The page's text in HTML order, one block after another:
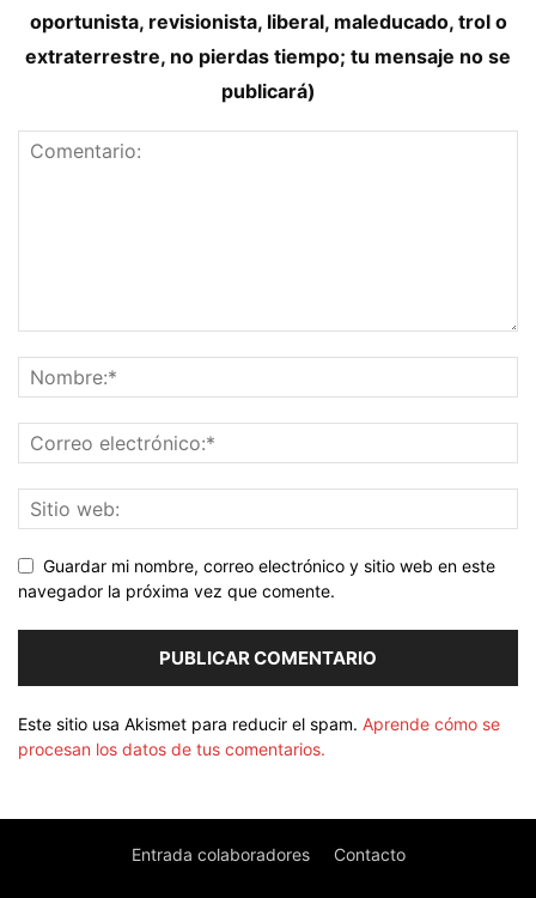
oportunista, revisionista, liberal, maleducado, trol o
extraterrestre, no pierdas tiempo; tu mensaje no se
publicará)
Guardar mi nombre, correo electrónico y sitio web en este
navegador la próxima vez que comente.
Este sitio usa Akismet para reducir el spam. Aprende cómo se
procesan los datos de tus comentarios.
Entrada colaboradores Contacto